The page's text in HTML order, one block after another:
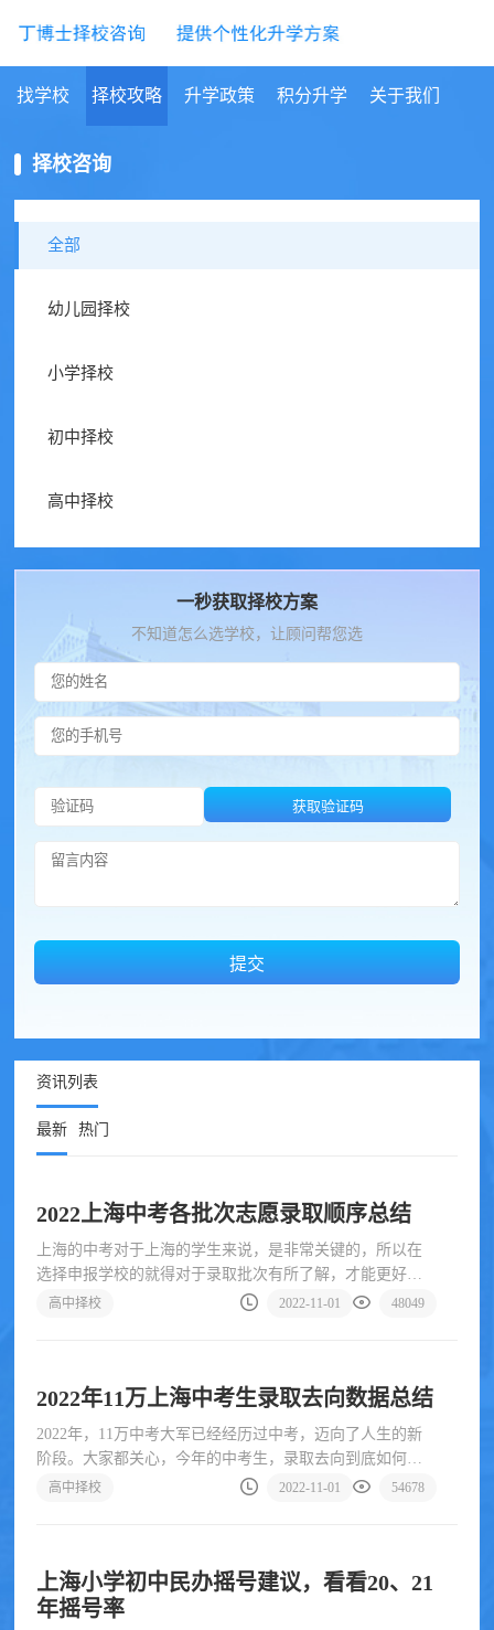
找学校 择校攻略 升学政策 积分升学 关于我们
择校咨询
全部
幼儿园择校
小学择校
初中择校
高中择校
一秒获取择校方案
不知道怎么选学校，让顾问帮您选
获取验证码
提交
资讯列表
最新 热门
2022上海中考各批次志愿录取顺序总结
上海的中考对于上海的学生来说，是非常关键的，所以在
选择申报学校的就得对于录取批次有所了解，才能更好的
填报志愿，下面为大家
2022-11-01 48049
高中择校
2022年11万上海中考生录取去向数据总结
2022年，11万中考大军已经经历过中考，迈向了人生的新
阶段。大家都关心，今年的中考生，录取去向到底如何？
高中阶段录取情
2022-11-01 54678
高中择校
上海小学初中民办摇号建议，看看20、21
年摇号率